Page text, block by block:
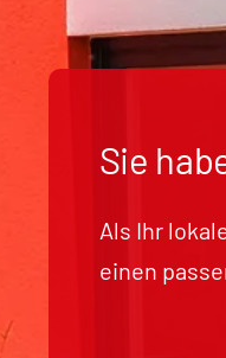
Sie
Als Ihr
einen